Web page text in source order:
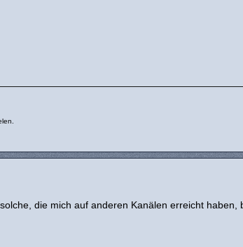
die mich auf anderen Kanälen erreicht haben,